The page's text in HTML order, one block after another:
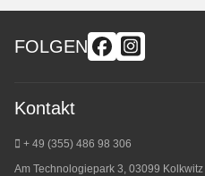
FOLGEN
Kontakt
+ 49 (355) 486 98 306
Am Technologiepark 3, 03099 Kolkwitz